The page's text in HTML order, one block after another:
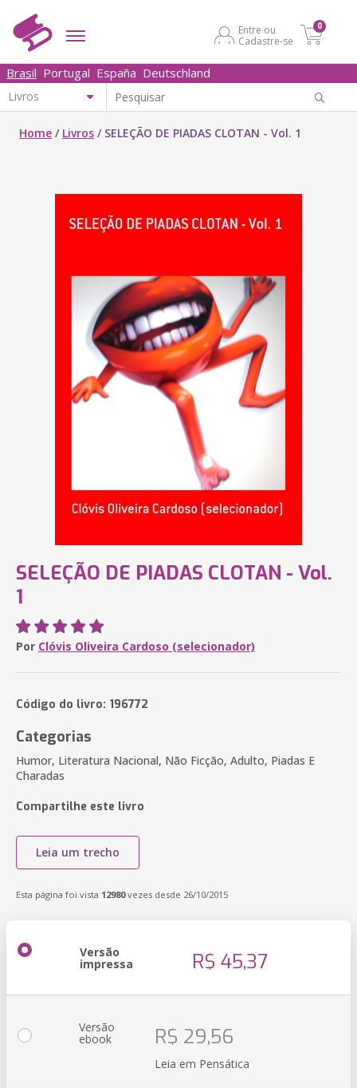
Entre ou
Cadastre-se
0
Brasil Portugal España Deutschland
Home / Livros / SELEÇÃO DE PIADAS CLOTAN - Vol. 1
SELEÇÃO DE PIADAS CLOTAN - Vol.
1
Por Clóvis Oliveira Cardoso (selecionador)
Código do livro: 196772
Categorias
Humor, Literatura Nacional, Não Ficção, Adulto, Piadas E
Charadas
Compartilhe este livro
Leia um trecho
Esta página foi vista 12980vezes desde 26/10/2015
Versão
impressa R$ 45,37
Versão
ebook R$ 29,56
Leia em Pensática